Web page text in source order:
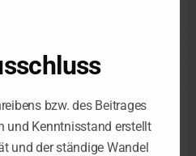
bzw. des Beitrages
und Kenntnisstand erstellt
und der ständige Wandel